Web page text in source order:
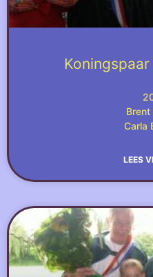
Brent
Carla
LEES